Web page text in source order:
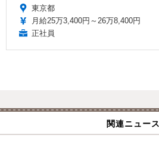
東京都
月給25万3,400円～26万8,400円
正社員
関連ニュース